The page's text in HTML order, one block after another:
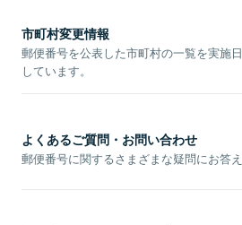
市町村変更情報
郵便番号を公表した市町村の一覧を実施
しています。
よくあるご質問・お問い合わせ
郵便番号に関するさまざまな疑問にお答え